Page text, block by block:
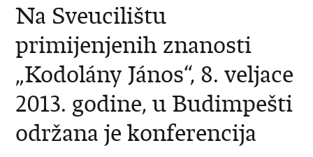
Na Sveucilištu
primijenjenih znanosti
„Kodolány János“, 8. veljace
2013. godine, u Budimpešti
održana je konferencija